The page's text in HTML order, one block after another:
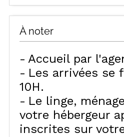
À noter
Accueil par
Les arrivées se
10H
Le linge,
votre hébergeur
inscrites sur